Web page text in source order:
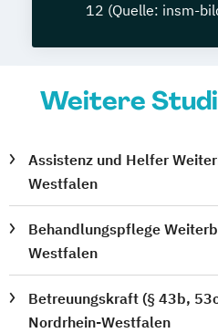
12 (Quelle: insm-
Weitere
Assistenz und Helfer
Westfalen
Behandlungspflege
Westfalen
Betreuungskraft (§ 43b,
Nordrhein-Westfalen